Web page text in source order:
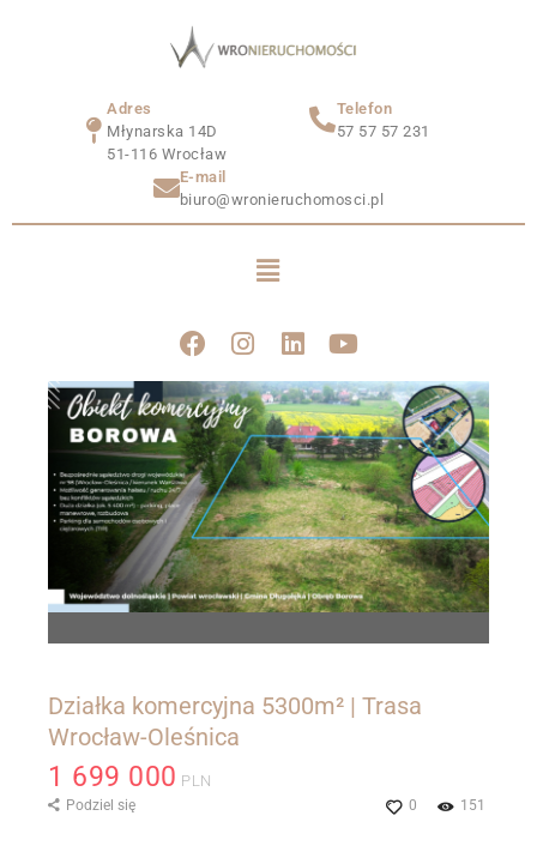
Adres
Młynarska 14D
51-116 Wrocław
Telefon
57 57 57 231
E-mail
biuro@wronieruchomosci.pl
Działka komercyjna 5300m² | Trasa
Wrocław-Oleśnica
1 699 000 PLN
151
0
Podziel się